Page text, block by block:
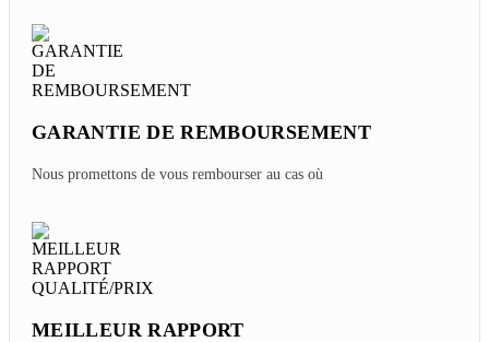
GARANTIE DE REMBOURSEMENT
Nous promettons de vous rembourser au cas où
MEILLEUR RAPPORT